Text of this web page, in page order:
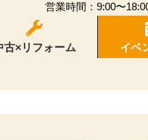
営業時間：9:00〜
古×リフォーム イベ